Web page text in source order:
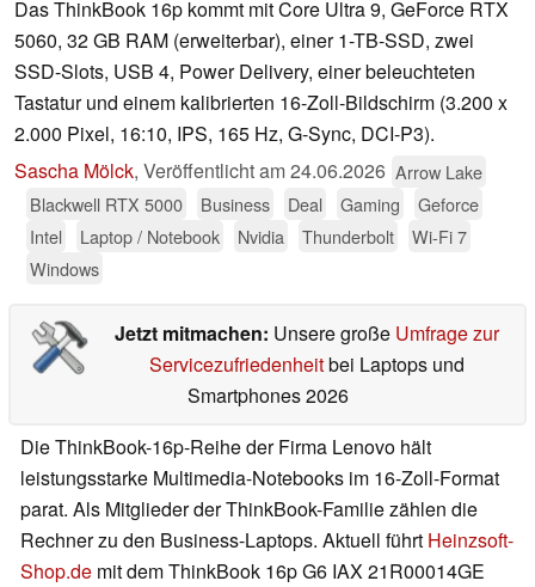
Das ThinkBook 16p kommt mit Core Ultra 9, GeForce RTX
5060, 32 GB RAM (erweiterbar), einer 1-TB-SSD, zwei
SSD-Slots, USB 4, Power Delivery, einer beleuchteten
Tastatur und einem kalibrierten 16-Zoll-Bildschirm (3.200 x
2.000 Pixel, 16:10, IPS, 165 Hz, G-Sync, DCI-P3).
Sascha Mölck, Veröffentlicht am24.06.2026 Arrow Lake
Blackwell RTX 5000
Business Deal Gaming
Geforce
Intel
Laptop / Notebook Nvidia Thunderbolt
Wi-Fi 7
Windows
Jetzt mitmachen: Unsere große Umfrage zur
Servicezufriedenheitbei Laptops und
Smartphones 2026
Die ThinkBook-16p-Reihe der Firma Lenovo hält
leistungsstarke Multimedia-Notebooks im 16-Zoll-Format
parat. Als Mitglieder der ThinkBook-Familie zählen die
Rechner zu den Business-Laptops. Aktuell führt Heinzsoft-
Shop.de mit dem ThinkBook 16p G6 IAX 21R00014GE